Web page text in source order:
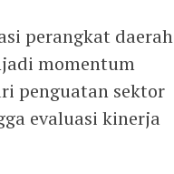
perangkat daerah
momentum
penguatan sektor
evaluasi kinerja